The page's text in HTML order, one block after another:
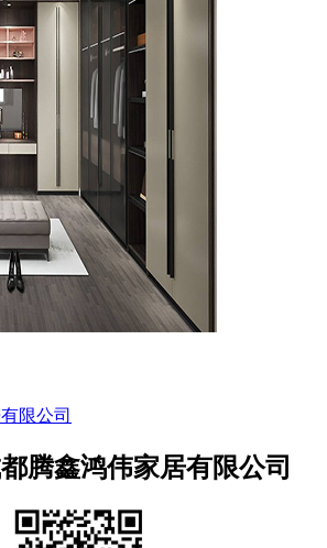
腾鑫鸿伟家居有限公司